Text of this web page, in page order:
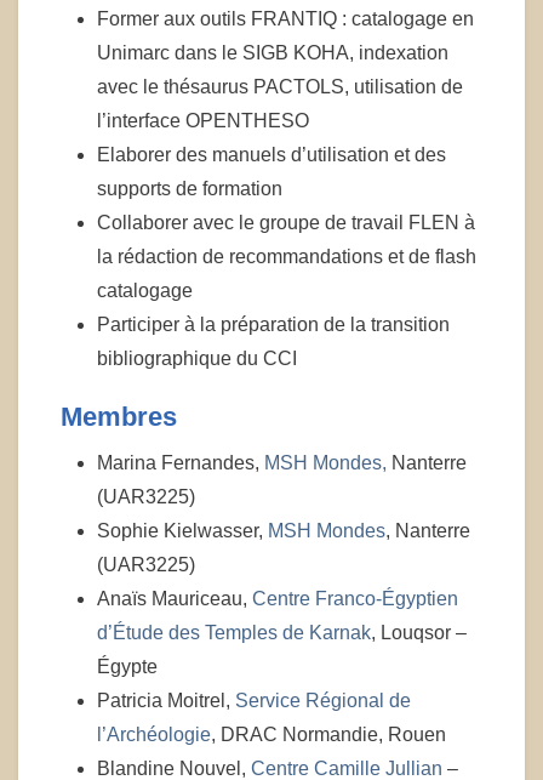
Former aux outils FRANTIQ : catalogage en
Unimarc dans le SIGB KOHA, indexation
avec le thésaurus PACTOLS, utilisation de
l’interface OPENTHESO
Elaborer des manuels d’utilisation et des
supports de formation
Collaborer avec le groupe de travail FLEN à
la rédaction de recommandations et de flash
catalogage
Participer à la préparation de la transition
bibliographique du CCI
Membres
Marina Fernandes, MSH Mondes, Nanterre
(UAR3225)
Sophie Kielwasser, MSH Mondes, Nanterre
(UAR3225)
Anaïs Mauriceau, Centre Franco-Égyptien
d’Étude des Temples de Karnak, Louqsor –
Égypte
Patricia Moitrel, Service Régional de
l’Archéologie, DRAC Normandie, Rouen
Blandine Nouvel, Centre Camille Jullian –